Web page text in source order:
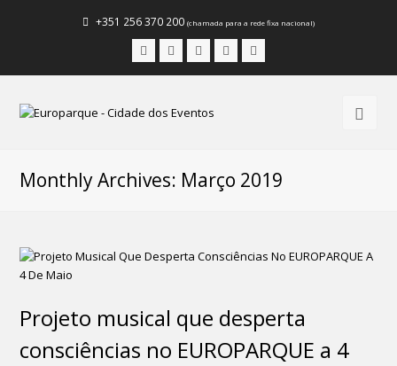
+351 256 370 200 (chamada para a rede fixa nacional)
FacebookInstagram
LinkedInYoutube
Monthly Archives: Março 2019
Projeto musical que desperta
consciências no EUROPARQUE a 4